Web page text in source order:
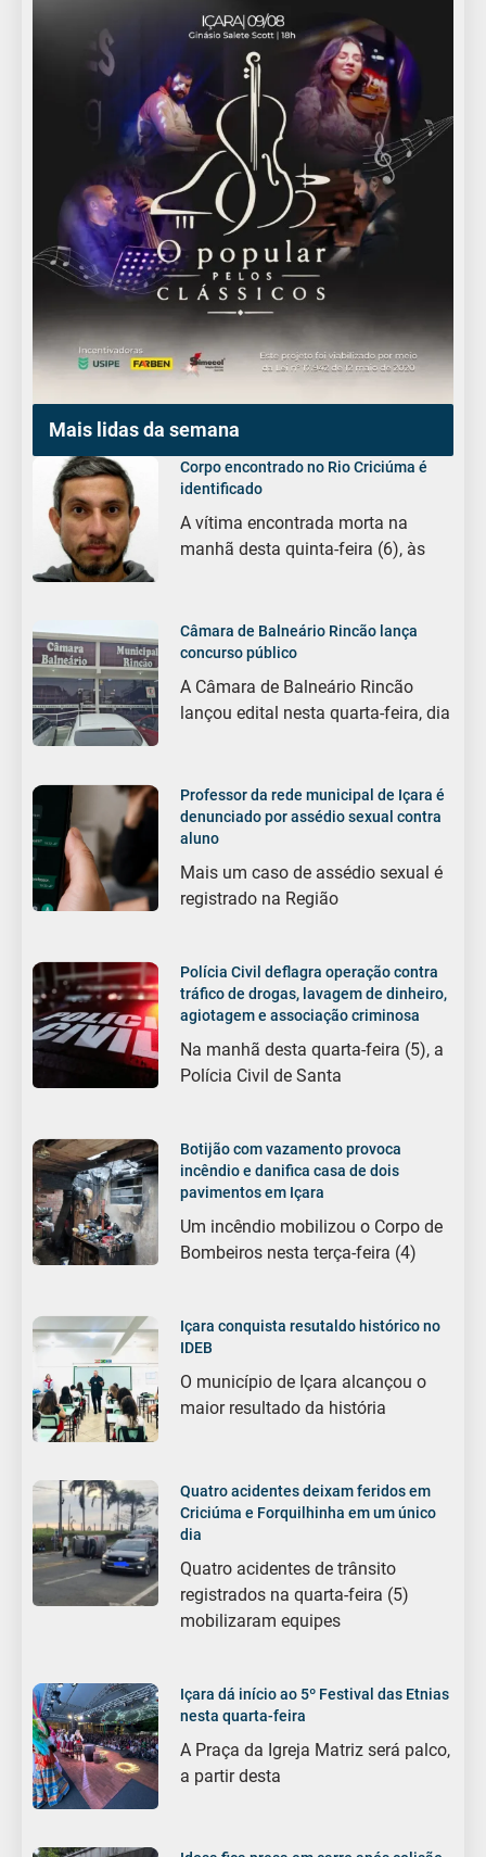
Mais lidas da semana
Corpo encontrado no Rio Criciúma é
identificado
A vítima encontrada morta na
manhã desta quinta-feira (6), às
Câmara de Balneário Rincão lança
concurso público
A Câmara de Balneário Rincão
lançou edital nesta quarta-feira, dia
Professor da rede municipal de Içara é
denunciado por assédio sexual contra
aluno
Mais um caso de assédio sexual é
registrado na Região
Polícia Civil deflagra operação contra
tráfico de drogas, lavagem de dinheiro,
agiotagem e associação criminosa
Na manhã desta quarta-feira (5), a
Polícia Civil de Santa
Botijão com vazamento provoca
incêndio e danifica casa de dois
pavimentos em Içara
Um incêndio mobilizou o Corpo de
Bombeiros nesta terça-feira (4)
Içara conquista resutaldo histórico no
IDEB
O município de Içara alcançou o
maior resultado da história
Quatro acidentes deixam feridos em
Criciúma e Forquilhinha em um único
dia
Quatro acidentes de trânsito
registrados na quarta-feira (5)
mobilizaram equipes
Içara dá início ao 5º Festival das Etnias
nesta quarta-feira
A Praça da Igreja Matriz será palco,
a partir desta